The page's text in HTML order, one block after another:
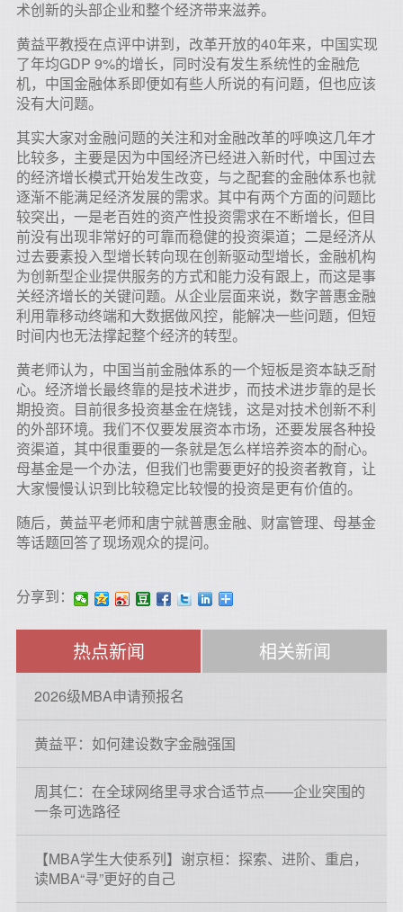
术创新的头部企业和整个经济带来滋养。
黄益平教授在点评中讲到，改革开放的40年来，中国实现
了年均GDP 9%的增长，同时没有发生系统性的金融危
机，中国金融体系即便如有些人所说的有问题，但也应该
没有大问题。
其实大家对金融问题的关注和对金融改革的呼唤这几年才
比较多，主要是因为中国经济已经进入新时代，中国过去
的经济增长模式开始发生改变，与之配套的金融体系也就
逐渐不能满足经济发展的需求。其中有两个方面的问题比
较突出，一是老百姓的资产性投资需求在不断增长，但目
前没有出现非常好的可靠而稳健的投资渠道；二是经济从
过去要素投入型增长转向现在创新驱动型增长，金融机构
为创新型企业提供服务的方式和能力没有跟上，而这是事
关经济增长的关键问题。从企业层面来说，数字普惠金融
利用靠移动终端和大数据做风控，能解决一些问题，但短
时间内也无法撑起整个经济的转型。
黄老师认为，中国当前金融体系的一个短板是资本缺乏耐
心。经济增长最终靠的是技术进步，而技术进步靠的是长
期投资。目前很多投资基金在烧钱，这是对技术创新不利
的外部环境。我们不仅要发展资本市场，还要发展各种投
资渠道，其中很重要的一条就是怎么样培养资本的耐心。
母基金是一个办法，但我们也需要更好的投资者教育，让
大家慢慢认识到比较稳定比较慢的投资是更有价值的。
随后，黄益平老师和唐宁就普惠金融、财富管理、母基金
等话题回答了现场观众的提问。
分享到：
热点新闻 相关新闻
2026级MBA申请预报名
黄益平：如何建设数字金融强国
周其仁：在全球网络里寻求合适节点——企业突围的
一条可选路径
【MBA学生大使系列】谢京桓：探索、进阶、重启，
读MBA“寻”更好的自己